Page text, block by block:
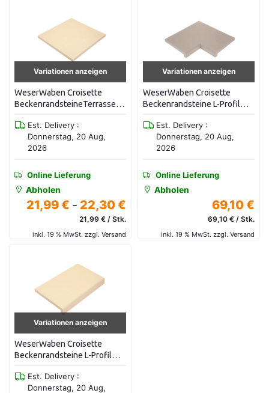
Variationen anzeigen
WeserWaben Croisette
BeckenrandsteineTerrassenplatte
Est. Delivery :
Donnerstag, 20 Aug,
2026
Online Lieferung
Abholen
21,99 € - 22,30 €
21,99 € / Stk.
inkl. 19 % MwSt. zzgl. Versand
Variationen anzeigen
WeserWaben Croisette
Beckenrandsteine L-Profil
31,0 x 6,0 -3,0
Est. Delivery :
Donnerstag, 20 Aug,
2026
Online Lieferung
Abholen
69,10 €
69,10 € / Stk.
inkl. 19 % MwSt. zzgl. Versand
Variationen anzeigen
WeserWaben Croisette
Beckenrandsteine L-Profil
6,0 - 3,0Est. Delivery :
Donnerstag, 20 Aug,